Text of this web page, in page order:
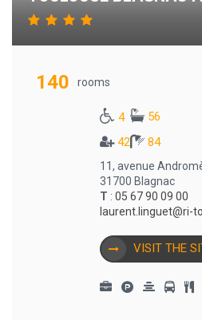
140 rooms
4
56
42
84
11, avenue
31700 Blagnac
T : 05 67 90 09 00
laurent.linguet@ri-
VISIT THE